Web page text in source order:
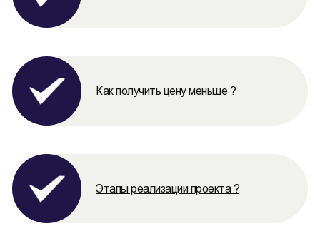
Как получить цену меньше ?
Этапы реализации проекта ?